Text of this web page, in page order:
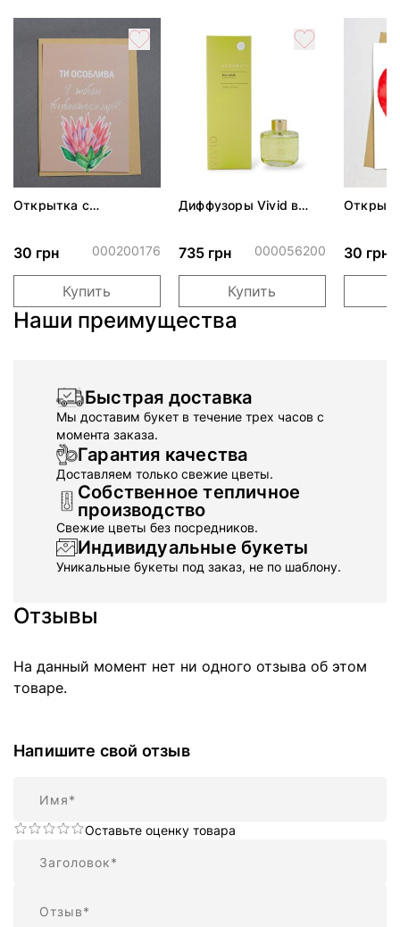
Открытка с
30 грн 000200176
Купить
Диффузоры Vivid в
735 грн 000056200
Купить
30 грн
Наши преимущества
Быстрая доставка
Мы доставим букет в течение трех часов с
момента заказа.
Гарантия качества
Доставляем только свежие цветы.
Собственное тепличное
производство
Свежие цветы без посредников.
Индивидуальные букеты
Уникальные букеты под заказ, не по шаблону.
Отзывы
На данный момент нет ни одного отзыва об этом
товаре.
Напишите свой отзыв
Оставьте оценку товара